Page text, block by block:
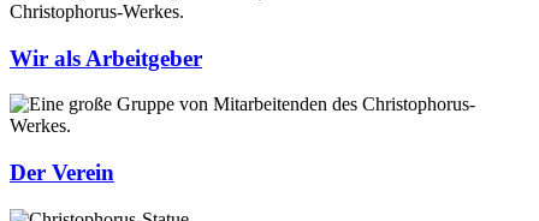
Wir als Arbeitgeber
Der Verein